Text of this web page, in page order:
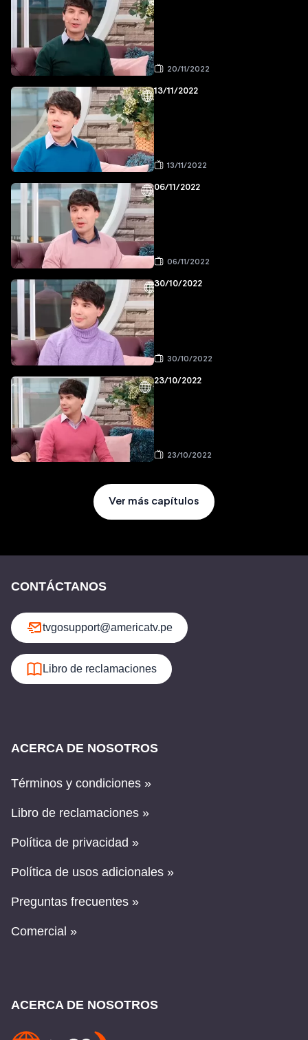
20/11/2022
13/11/2022
13/11/2022
06/11/2022
06/11/2022
30/10/2022
30/10/2022
23/10/2022
23/10/2022
Ver más capítulos
CONTÁCTANOS
tvgosupport@americatv.pe
Libro de reclamaciones
ACERCA DE NOSOTROS
Términos y condiciones »
Libro de reclamaciones »
Política de privacidad »
Política de usos adicionales »
Preguntas frecuentes »
Comercial »
ACERCA DE NOSOTROS